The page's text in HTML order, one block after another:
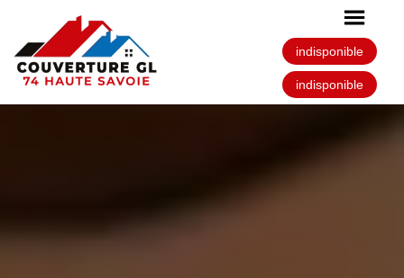
indisponible
indisponible